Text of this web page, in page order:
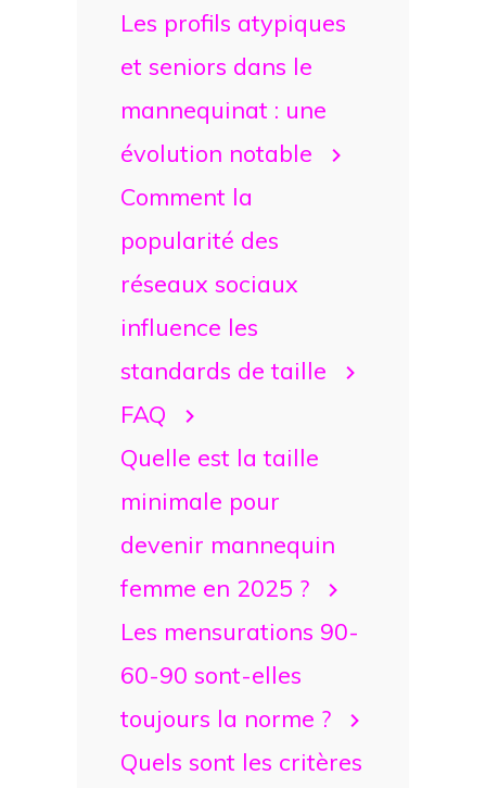
Les profils atypiques
et seniors dans le
mannequinat : une
évolution notable
Comment la
popularité des
réseaux sociaux
influence les
standards de taille
FAQ
Quelle est la taille
minimale pour
devenir mannequin
femme en 2025 ?
Les mensurations 90-
60-90 sont-elles
toujours la norme ?
Quels sont les critères